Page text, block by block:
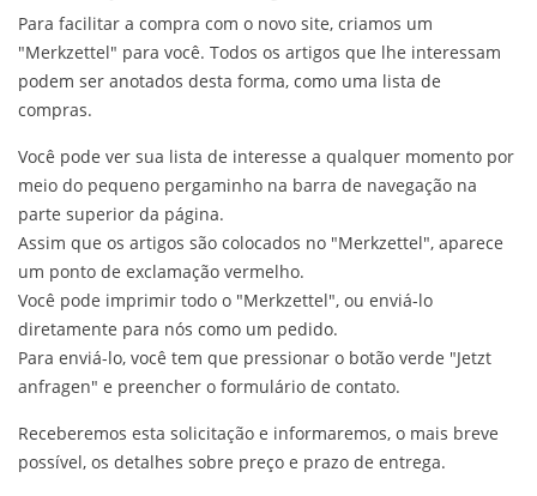
Para facilitar a compra com o novo site, criamos um
"Merkzettel" para você. Todos os artigos que lhe interessam
podem ser anotados desta forma, como uma lista de
compras.
Você pode ver sua lista de interesse a qualquer momento por
meio do pequeno pergaminho na barra de navegação na
parte superior da página.
Assim que os artigos são colocados no "Merkzettel", aparece
um ponto de exclamação vermelho.
Você pode imprimir todo o "Merkzettel", ou enviá-lo
diretamente para nós como um pedido.
Para enviá-lo, você tem que pressionar o botão verde "Jetzt
anfragen" e preencher o formulário de contato.
Receberemos esta solicitação e informaremos, o mais breve
possível, os detalhes sobre preço e prazo de entrega.